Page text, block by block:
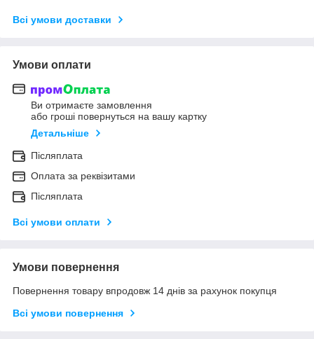
Всі умови доставки
Умови оплати
Ви отримаєте замовлення
або гроші повернуться на вашу картку
Детальніше
Післяплата
Оплата за реквізитами
Післяплата
Всі умови оплати
Умови повернення
Повернення товару впродовж 14 днів за рахунок покупця
Всі умови повернення